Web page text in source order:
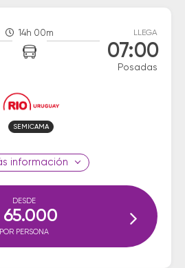
14h 00m LLEGA
07:00
Posadas
SEMICAMA
información
DESDE
65.000
POR PERSONA